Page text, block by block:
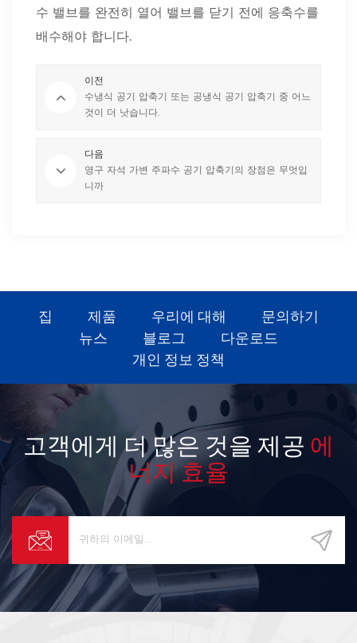
수 밸브를 완전히 열어 밸브를 닫기 전에 응축수를
배수해야 합니다.
이전
수냉식 공기 압축기 또는 공냉식 공기 압축기 중 어느
것이 더 낫습니다.
다음
영구 자석 가변 주파수 공기 압축기의 장점은 무엇입
니까
집 제품 우리에 대해
문의하기
뉴스
블로그
다운로드
개인 정보 정책
고객에게 더 많은 것을 제공 에
너지 효율